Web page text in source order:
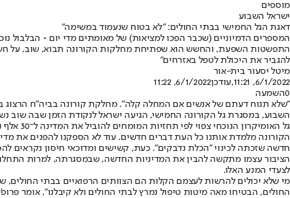
מוספים
ישראל השבוע
דאגת הגל החמישי בבתי החולים: "לא בטוח שנעמוד במשימה"
המספרים הדמיוניים (שכבר הפכו למציאות) של מאומתים מדי יום • הבלבול
התפשטות השפעת, והחשש הוא שפתיחת מחלקות הקורונה תבוא, שוב, על חשבון
להגביר את היכולת לטפל באזרחים"
מיטל יסעור בית-אור
6/1/2022, 11:21
,עודכן6/1/2022, 11:22
0השמעה
"שלא תנוח דעתם של אנשים אם המחלה קלה". מחלקת קורונה בביה"ח הרצוג
גל האומיקרון הנוכחי צפוי לפי תחזיות המומחים להוביל את המדינה ל־30 אלף נדבקים ביום כבר בתחילת השבוע הבא, ובעקבות כך בעוד שבועיים לכ־600 עד 800 חולים קשים.
הקורונה מלמדת אותנו כל העת דברים חדשים. עוד לא הספקנו להפנים את
חדשה שזכתה לכינוי "הכלת נדבקים". כעת, קשישים ומדוכאי חיסון נקראים
הציבור עצמו מתקשה להבין את המדיניות החדשה, שבמסגרתה, למרות
לצעדי המנע האלו.
מי שלא יכולים להרשות לעצמם הקלות הם הצוותים הרפואיים בבתי החולים,
החולים, הבטיחו מאה מיטות טיפול נמרץ לבתי החולים ולא קיבלנו", אומר